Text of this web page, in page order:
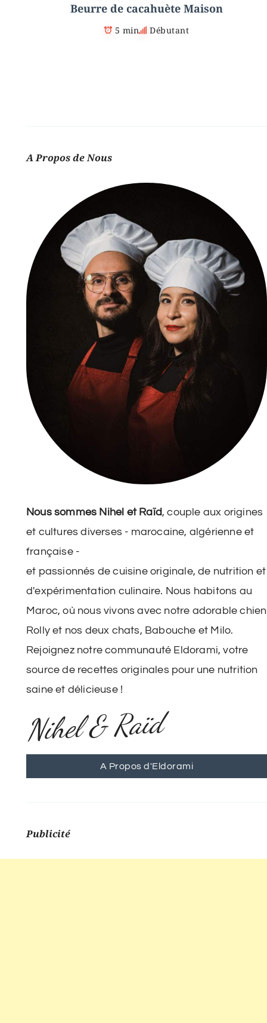
Beurre de cacahuète Maison
5 min Débutant
A Propos de Nous
Nous sommes Nihel et Raïd, couple aux origines
et cultures diverses - marocaine, algérienne et
française -
et passionnés de cuisine originale, de nutrition et
d'expérimentation culinaire. Nous habitons au
Maroc, où nous vivons avec notre adorable chien
Rolly et nos deux chats, Babouche et Milo.
Rejoignez notre communauté Eldorami, votre
source de recettes originales pour une nutrition
saine et délicieuse !
Nihel & Raïd
A Propos d'Eldorami
Publicité